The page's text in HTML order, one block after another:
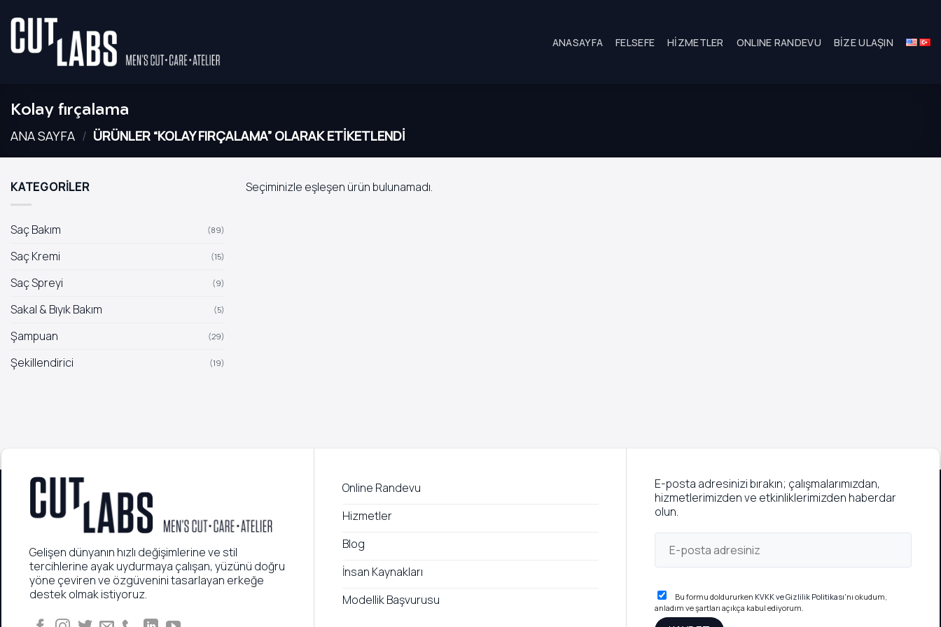
atla
ANASAYFA FELSEFE HIZMETLER ONLINE RANDEVU BIZE ULAŞIN
Kolay fırçalama
ANA SAYFA / ÜRÜNLER “KOLAY FIRÇALAMA” OLARAK ETIKETLENDI
KATEGORİLER
Saç Bakım (89)
Saç Kremi (15)
Saç Spreyi (9)
Sakal & Bıyık Bakım (5)
Şampuan (29)
Şekillendirici (19)
Seçiminizle eşleşen ürün bulunamadı.
Gelişen dünyanın hızlı değişimlerine ve stil
tercihlerine ayak uydurmaya çalışan, yüzünü doğru
yöne çeviren ve özgüvenini tasarlayan erkeğe
destek olmak istiyoruz.
Online Randevu
Hizmetler
Blog
İnsan Kaynakları
Modellik Başvurusu
E-posta adresinizi bırakın; çalışmalarımızdan,
hizmetlerimizden ve etkinliklerimizden haberdar
olun.
Bu formu doldururken KVKK ve Gizlilik Politikası'nı okudum,
anladım ve şartları açıkça kabul ediyorum.